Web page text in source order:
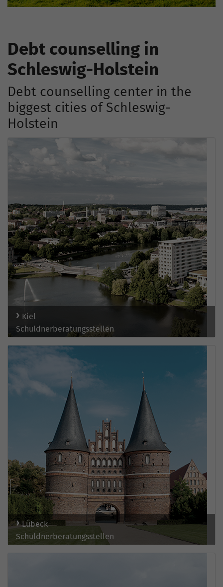
Debt counselling in
Schleswig-Holstein
Debt counselling center in the
biggest cities of Schleswig-
Holstein
Kiel
Schuldnerberatungsstellen
Lübeck
Schuldnerberatungsstellen